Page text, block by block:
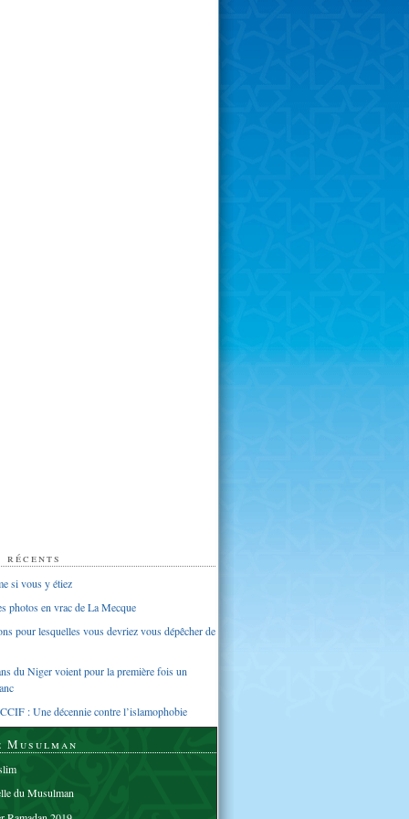
si vous y étiez
photos en vrac de La Mecque
pour lesquelles vous devriez vous dépêcher de
du Niger voient pour la première fois un
: Une décennie contre l’islamophobie
Musulman
du Musulman